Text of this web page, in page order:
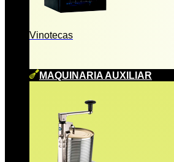
Vinotecas
MAQUINARIA AUXILIAR